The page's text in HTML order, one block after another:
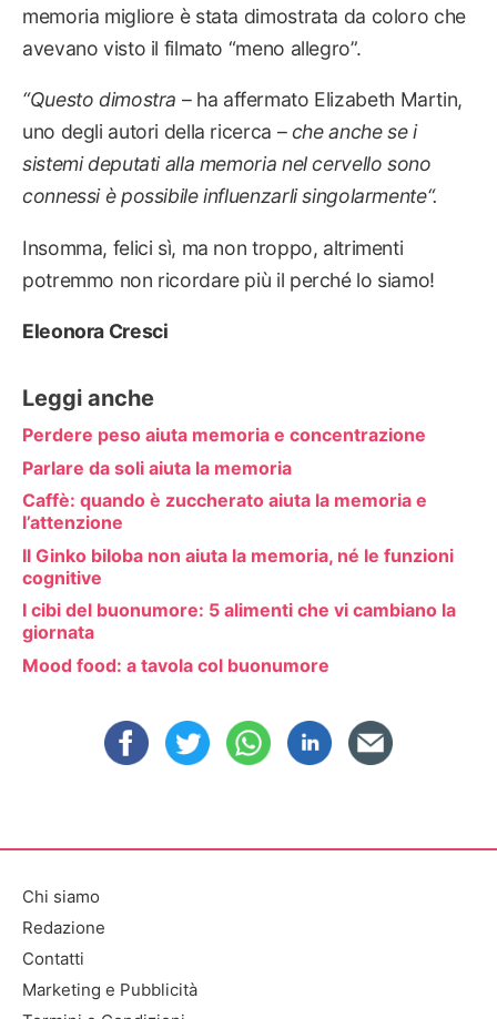
memoria migliore è stata dimostrata da coloro che
avevano visto il filmato “meno allegro”.
“Questo dimostra – ha affermato Elizabeth Martin,
uno degli autori della ricerca –che anche se i
sistemi deputati alla memoria nel cervello sono
connessi è possibile influenzarli singolarmente“.
Insomma, felici sì, ma non troppo, altrimenti
potremmo non ricordare più il perché lo siamo!
Eleonora Cresci
Leggi anche
Perdere peso aiuta memoria e concentrazione
Parlare da soli aiuta la memoria
Caffè: quando è zuccherato aiuta la memoria e
l’attenzione
Il Ginko biloba non aiuta la memoria, né le funzioni
cognitive
I cibi del buonumore: 5 alimenti che vi cambiano la
giornata
Mood food: a tavola col buonumore
Chi siamo
Redazione
Contatti
Marketing e Pubblicità